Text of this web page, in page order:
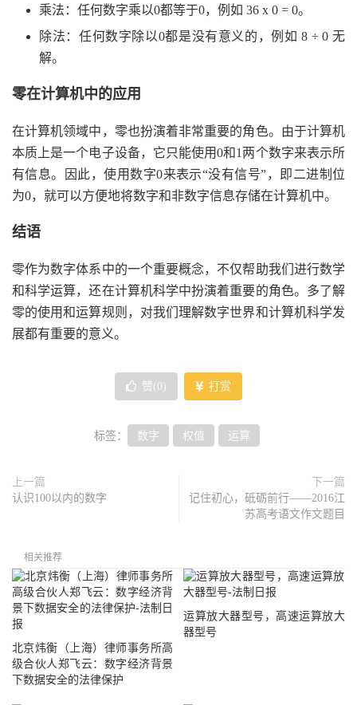
乘法：任何数字乘以0都等于0，例如 36 x 0 = 0。
除法：任何数字除以0都是没有意义的，例如 8 ÷ 0 无
解。
零在计算机中的应用
在计算机领域中，零也扮演着非常重要的角色。由于计算机
本质上是一个电子设备，它只能使用0和1两个数字来表示所
有信息。因此，使用数字0来表示“没有信号”，即二进制位
为0，就可以方便地将数字和非数字信息存储在计算机中。
结语
零作为数字体系中的一个重要概念，不仅帮助我们进行数学
和科学运算，还在计算机科学中扮演着重要的角色。多了解
零的使用和运算规则，对我们理解数字世界和计算机科学发
展都有重要的意义。
赞( 0 ) 打赏
标签： 数字 权值 运算
上一篇
认识100以内的数字
下一篇
记住初心，砥砺前行——2016江
苏高考语文作文题目
相关推荐
北京炜衡（上海）律师事务所高
级合伙人郑飞云：数字经济背景
下数据安全的法律保护
运算放大器型号，高速运算放大
器型号